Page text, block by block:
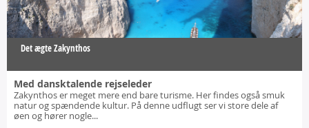
Det ægte Zakynthos
Med dansktalende rejseleder
Zakynthos er meget mere end bare turisme. Her findes også smuk
natur og spændende kultur. På denne udflugt ser vi store dele af
øen og hører nogle...